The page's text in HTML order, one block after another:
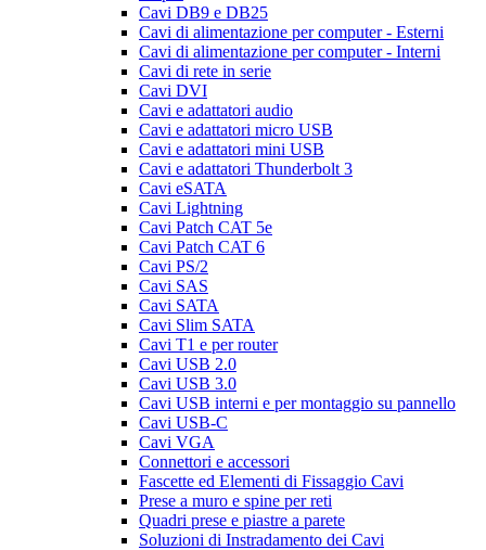
Cavi DB9 e DB25
Cavi di alimentazione per computer - Esterni
Cavi di alimentazione per computer - Interni
Cavi di rete in serie
Cavi DVI
Cavi e adattatori audio
Cavi e adattatori micro USB
Cavi e adattatori mini USB
Cavi e adattatori Thunderbolt 3
Cavi eSATA
Cavi Lightning
Cavi Patch CAT 5e
Cavi Patch CAT 6
Cavi PS/2
Cavi SAS
Cavi SATA
Cavi Slim SATA
Cavi T1 e per router
Cavi USB 2.0
Cavi USB 3.0
Cavi USB interni e per montaggio su pannello
Cavi USB-C
Cavi VGA
Connettori e accessori
Fascette ed Elementi di Fissaggio Cavi
Prese a muro e spine per reti
Quadri prese e piastre a parete
Soluzioni di Instradamento dei Cavi